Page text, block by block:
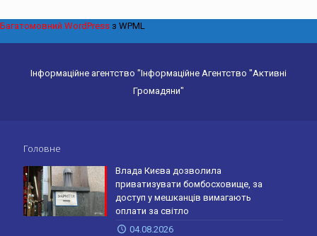
Інформаційне агентство "Інформаційне Агентство "Активні
Громадяни"
Головне
Влада Києва дозволила
приватизувати бомбосховище, за
доступ у мешканців вимагають
оплати за світло
04.08.2026
Багатомовний WordPress з WPML